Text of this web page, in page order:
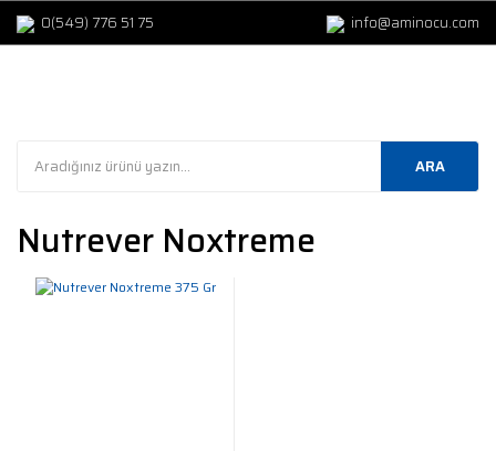
0(549) 776 51 75 info@aminocu.com
ARA
Nutrever Noxtreme